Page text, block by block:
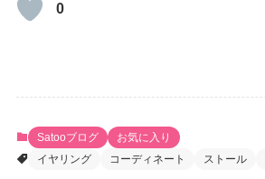
0
Satooブログ
お気に入り
イヤリング
コーディネート ストール